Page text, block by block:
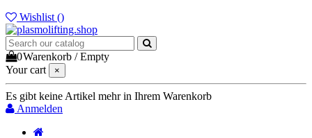
Wishlist ()
0Warenkorb /Empty
Your cart
×
Es gibt keine Artikel mehr in Ihrem Warenkorb
Anmelden